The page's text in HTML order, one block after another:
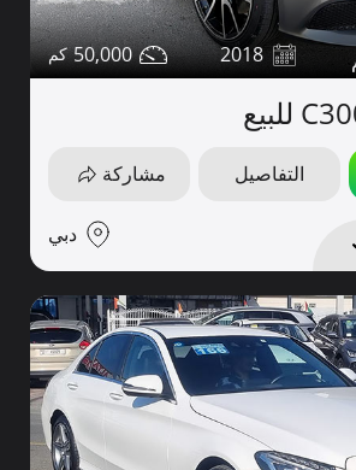
2018
50,000
التفاصيل مشاركة
دبي